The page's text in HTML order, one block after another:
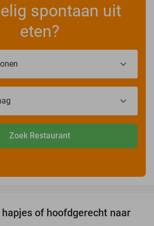
spontaan uit
eten?
Zoek Restaurant
40%
of hoofdgerecht naar